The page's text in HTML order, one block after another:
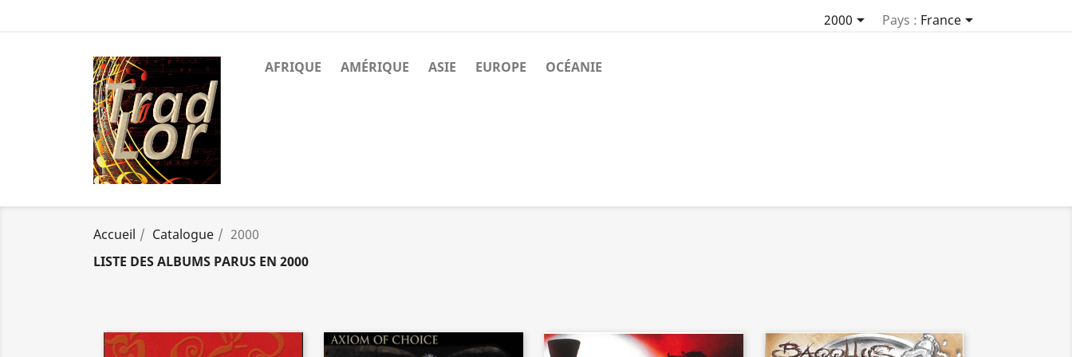
2000 Pays : France
AFRIQUE AMÉRIQUE ASIE EUROPE OCÉANIE
Accueil Catalogue
2000
LISTE DES ALBUMS PARUS EN 2000